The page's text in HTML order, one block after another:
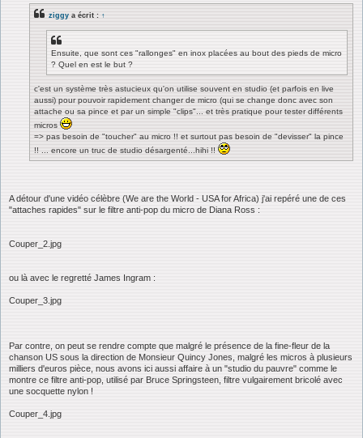
ziggy a écrit : ↑
Ensuite, que sont ces "rallonges" en inox placées au bout des pieds de micro
? Quel en est le but ?
c'est un système très astucieux qu'on utilise souvent en studio (et parfois en live
aussi) pour pouvoir rapidement changer de micro (qui se change donc avec son
attache ou sa pince et par un simple "clips"... et très pratique pour tester différents
micros
=> pas besoin de "toucher" au micro !! et surtout pas besoin de "devisser" la pince
!! ... encore un truc de studio désargenté...hihi !!
A détour d'une vidéo célèbre (We are the World - USA for Africa) j'ai repéré une de ces
"attaches rapides" sur le filtre anti-pop du micro de Diana Ross :
Couper_2.jpg
ou là avec le regretté James Ingram :
Couper_3.jpg
Par contre, on peut se rendre compte que malgré le présence de la fine-fleur de la
chanson US sous la direction de Monsieur Quincy Jones, malgré les micros à plusieurs
milliers d'euros pièce, nous avons ici aussi affaire à un "studio du pauvre" comme le
montre ce filtre anti-pop, utilisé par Bruce Springsteen, filtre vulgairement bricolé avec
une socquette nylon !
Couper_4.jpg